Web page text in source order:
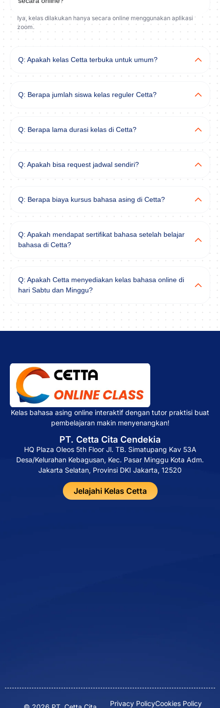
Iya, kelas dilakukan hanya secara online menggunakan aplikasi
zoom.​
Q: Apakah kelas Cetta terbuka untuk umum?
Q: Berapa jumlah siswa kelas reguler Cetta?
Q: Berapa lama durasi kelas di Cetta?
Q: Apakah bisa request jadwal sendiri?​
Q: Berapa biaya kursus bahasa asing di Cetta?
Q: Apakah mendapat sertifikat bahasa setelah belajar
bahasa di Cetta?
Q: Apakah Cetta menyediakan kelas bahasa online di
hari Sabtu dan Minggu?
Kelas bahasa asing online interaktif dengan tutor praktisi buat
pembelajaran makin menyenangkan!
PT. Cetta Cita Cendekia
HQ Plaza Oleos 5th Floor Jl. TB. Simatupang Kav 53A
Desa/Kelurahan Kebagusan, Kec. Pasar Minggu Kota Adm.
Jakarta Selatan, Provinsi DKI Jakarta, 12520
Jelajahi Kelas Cetta
Privacy PolicyCookies Policy